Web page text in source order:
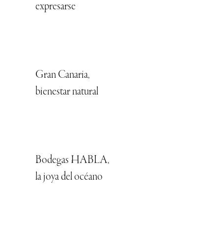
expresarse
Gran Canaria,
bienestar natural
Bodegas HABLA,
la joya del océano